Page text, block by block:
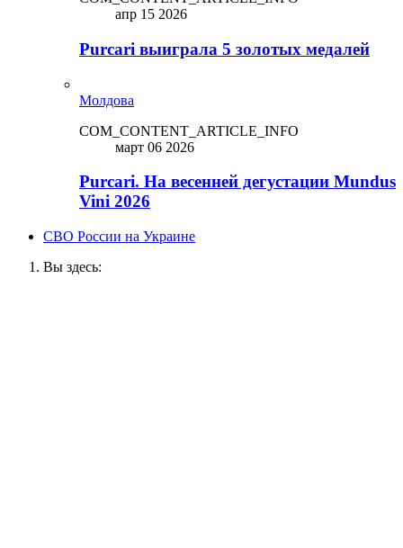
апр 15 2026
Purcari выиграла 5 золотых медалей
Молдова
COM_CONTENT_ARTICLE_INFO
март 06 2026
Purcari. На весенней дегустации Mundus
Vini 2026
СВО России на Украине
Вы здесь: